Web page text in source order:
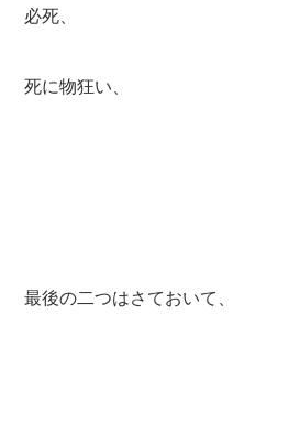
必死、
死に物狂い、
最後の二つはさておいて、